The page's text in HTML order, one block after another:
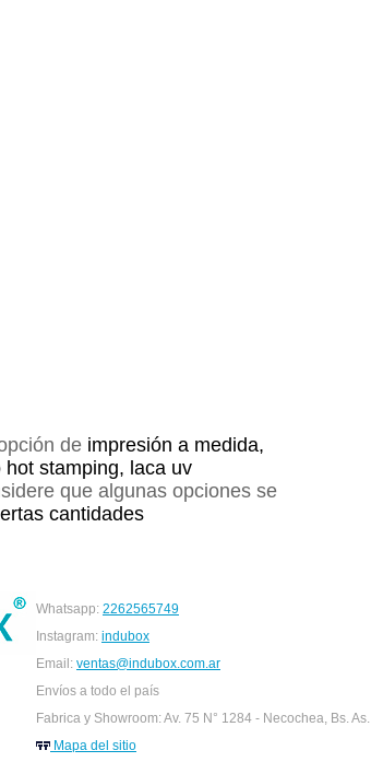
de impresión a medida,
stamping, laca uv
que algunas opciones se
cantidades
Whatsapp: 2262565749
Instagram: indubox
Email: ventas@indubox.com.ar
Envíos a todo el país
Fabrica y Showroom: Av. 75 N° 1284 - Necochea, Bs. As.
Mapa del sitio